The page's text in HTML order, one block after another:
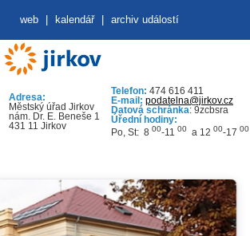
web kalendář archiv událostí
Adresa:
Městský úřad Jirkov
nám. Dr. E. Beneše 1
431 11 Jirkov
Telefon: 474 616 411
E-mail: podatelna@jirkov.cz
Datová schránka: 9zcbsra
Úřední hodiny:
Po, St: 8 00-11 00 a 12 00-17 00
SYNAGOGA